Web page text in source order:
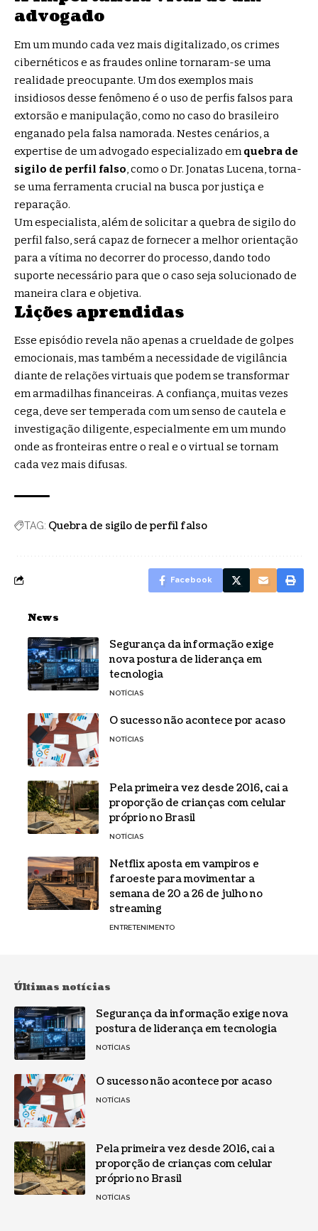
advogado
Em um mundo cada vez mais digitalizado, os crimes
cibernéticos e as fraudes online tornaram-se uma
realidade preocupante. Um dos exemplos mais
insidiosos desse fenômeno é o uso de perfis falsos para
extorsão e manipulação, como no caso do brasileiro
enganado pela falsa namorada. Nestes cenários, a
expertise de um advogado especializado em quebra de
sigilo de perfil falso , como o Dr. Jonatas Lucena , torna-
se uma ferramenta crucial na busca por justiça e
reparação.
Um especialista, além de solicitar a quebra de sigilo do
perfil falso, será capaz de fornecer a melhor orientação
para a vítima no decorrer do processo, dando todo
suporte necessário para que o caso seja solucionado de
maneira clara e objetiva.
Lições aprendidas
Esse episódio revela não apenas a crueldade de golpes
emocionais, mas também a necessidade de vigilância
diante de relações virtuais que podem se transformar
em armadilhas financeiras. A confiança, muitas vezes
cega, deve ser temperada com um senso de cautela e
investigação diligente, especialmente em um mundo
onde as fronteiras entre o real e o virtual se tornam
cada vez mais difusas.
TAG: Quebra de sigilo de perfil falso
Facebook
News
Segurança da informação exige
nova postura de liderança em
tecnologia
NOTÍCIAS
O sucesso não acontece por acaso
NOTÍCIAS
Pela primeira vez desde 2016, cai a
proporção de crianças com celular
próprio no Brasil
NOTÍCIAS
Netflix aposta em vampiros e
faroeste para movimentar a
semana de 20 a 26 de julho no
streaming
ENTRETENIMENTO
Últimas notícias
Segurança da informação exige nova
postura de liderança em tecnologia
NOTÍCIAS
O sucesso não acontece por acaso
NOTÍCIAS
Pela primeira vez desde 2016, cai a
proporção de crianças com celular
próprio no Brasil
NOTÍCIAS